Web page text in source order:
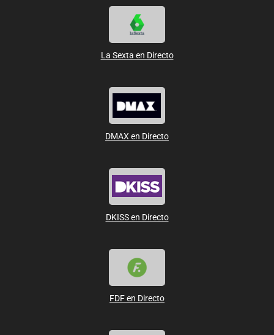
La Sexta en Directo
DMAX en Directo
DKISS en Directo
FDF en Directo